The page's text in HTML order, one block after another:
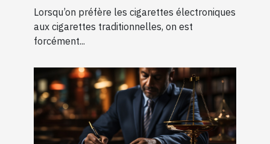
Lorsqu’on préfère les cigarettes électroniques
aux cigarettes traditionnelles, on est
forcément...